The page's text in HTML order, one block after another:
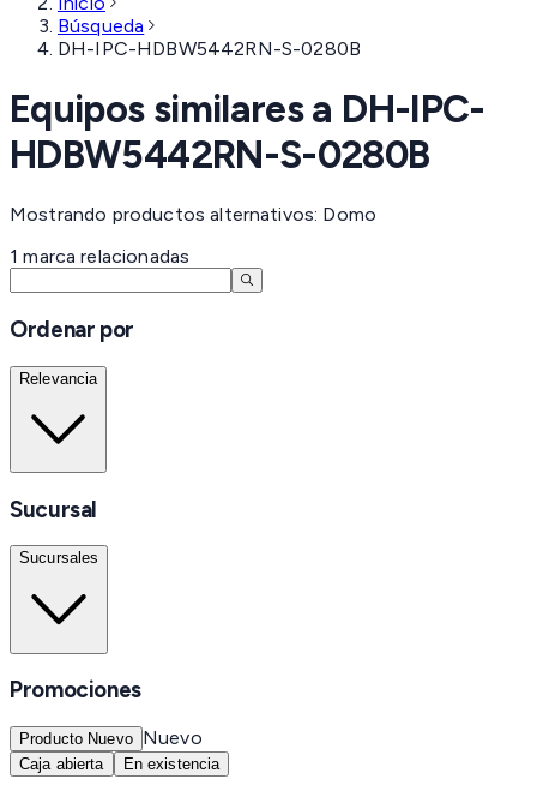
Búsqueda
DH-IPC-HDBW5442RN-S-0280B
Equipos similares a DH-IPC-
HDBW5442RN-S-0280B
Mostrando productos alternativos: Domo
1 marca relacionadas
Ordenar por
Relevancia
Sucursal
Sucursales
Promociones
Producto Nuevo Nuevo
Caja abierta En existencia